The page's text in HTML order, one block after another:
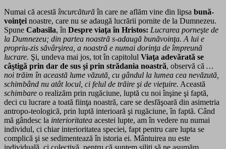
Numai că acestă încurcăturăîn care ne aflăm vine din lipsa bună-
voinţei noastre, care nu se adaugă lucrării pornite de la Dumnezeu.
Spune Cabasila, în Despre viaţa în Hristos: Lucrarea porneşte de
la Dumnezeu; din partea noastră s-adaugă bunăvoinţa. A lui e
propriu-zis săvârşirea, a noastră e numai dorinţa de împreună
lucrare. Şi, undeva mai jos, tot în capitolul Viaţa adevărată se
câştigă prin dar de sus şi prin strădania noastră, observă că …
noi trăim în această lume văzută, cu gândul la lumea cea nevăzută,
schimbând nu atât locul, ci felul de trăire şi de vieţuire. Această
schimbare o realizăm prin rugăciune, luptă cu noi înşine şi faptă,
deci cu lucrare a toată fiinţa noastră, care se desfăşoară din asimetria
antropo-teologică, prin luptă interioară şi rugăciune, în faptă. Când
mă gândesc la interioritatea acestei lupte, am în vedere nu numai
individul, ci chiar interioritatea speciei, fapt pentru care lupta se
complică şi se sedimentează în istoria ei. Mântuirea nu este